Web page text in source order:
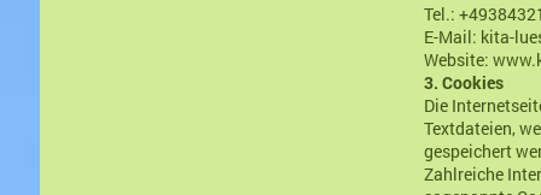
Tel.:
E-Mail: kita-
Website:
3. Cookies
Die
Textdateien,
gespeichert
Zahlreiche